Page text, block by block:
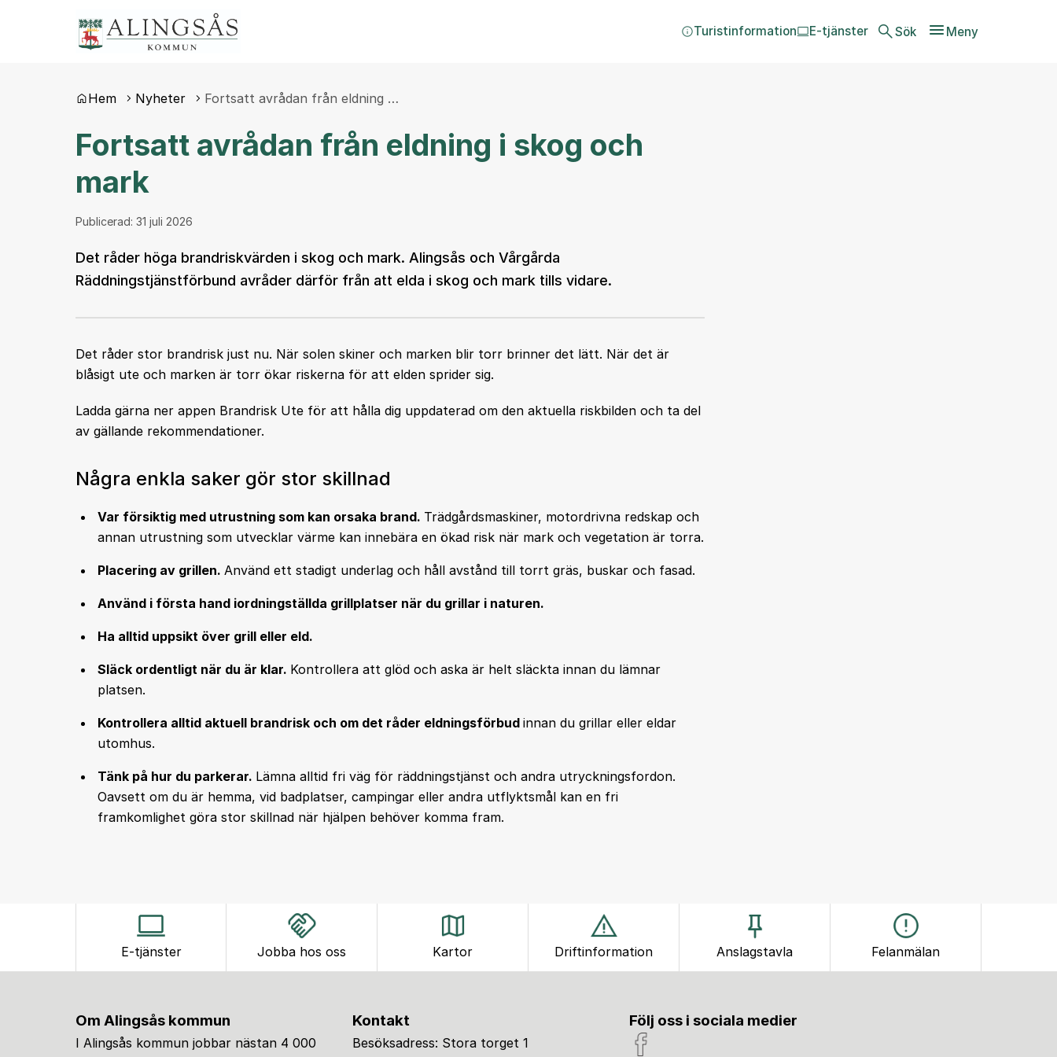
Sök Meny
Turistinformation E-tjänster
Du är här:
Hem Nyheter Fortsatt avrådan från eldning …
Fortsatt avrådan från eldning i skog och
mark
Publicerad: 31 juli 2026
Det råder höga brandriskvärden i skog och mark. Alingsås och Vårgårda
Räddningstjänstförbund avråder därför från att elda i skog och mark tills vidare.
Det råder stor brandrisk just nu. När solen skiner och marken blir torr brinner det lätt. När det är
blåsigt ute och marken är torr ökar riskerna för att elden sprider sig.
Ladda gärna ner appen Brandrisk Ute för att hålla dig uppdaterad om den aktuella riskbilden och ta del
av gällande rekommendationer.
Några enkla saker gör stor skillnad
Var försiktig med utrustning som kan orsaka brand. Trädgårdsmaskiner, motordrivna redskap och
annan utrustning som utvecklar värme kan innebära en ökad risk när mark och vegetation är torra.
Placering av grillen. Använd ett stadigt underlag och håll avstånd till torrt gräs, buskar och fasad.
Använd i första hand iordningställda grillplatser när du grillar i naturen.
Ha alltid uppsikt över grill eller eld.
Släck ordentligt när du är klar. Kontrollera att glöd och aska är helt släckta innan du lämnar
platsen.
Kontrollera alltid aktuell brandrisk och om det råder eldningsförbud innan du grillar eller eldar
utomhus.
Tänk på hur du parkerar. Lämna alltid fri väg för räddningstjänst och andra utryckningsfordon.
Oavsett om du är hemma, vid badplatser, campingar eller andra utflyktsmål kan en fri
framkomlighet göra stor skillnad när hjälpen behöver komma fram.
E-tjänster Jobba hos oss Kartor Driftinformation Anslagstavla Felanmälan
Om Alingsås kommun
I Alingsås kommun jobbar nästan 4 000
Kontakt
Besöksadress: Stora torget 1
Följ oss i sociala medier